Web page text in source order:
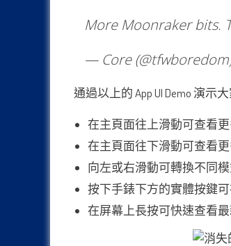
More Moonraker bits.
— Core
通過以上的 App UI Demo 演示
在主頁面往上滑動可查看更
在主頁面往下滑動可查看更
向左或右滑動可轉換不同模
按下手錶下方的實體按鍵
在屏幕上長按可快速查看最